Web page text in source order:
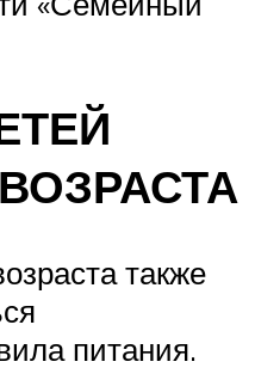
также
питания.